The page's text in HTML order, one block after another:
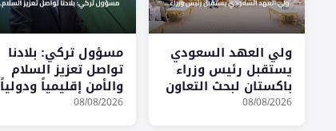
ولي العهد السعودي
يستقبل رئيس وزراء
باكستان لبحث التعاون
المشترك والتطورات
08/08/2026
مسؤول تركي: بلادنا
تواصل تعزيز السلام
والأمن إقليمياً ودولياً
08/08/2026